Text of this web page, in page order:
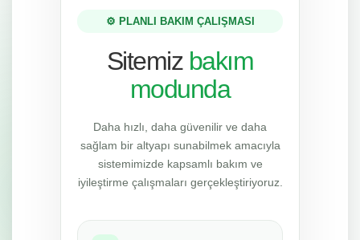
⚙️ PLANLI BAKIM ÇALIŞMASI
Sitemiz bakım
modunda
Daha hızlı, daha güvenilir ve daha
sağlam bir altyapı sunabilmek amacıyla
sistemimizde kapsamlı bakım ve
iyileştirme çalışmaları gerçekleştiriyoruz.